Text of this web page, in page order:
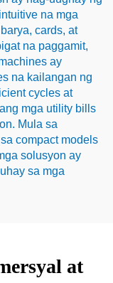
na mga
cards, at
na paggamit,
ay
na kailangan ng
cycles at
mga utility bills
Mula sa
compact models
solusyon ay
sa mga
at